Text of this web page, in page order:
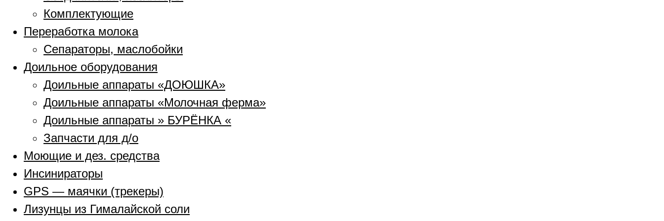
Комплектующие
Переработка молока
Сепараторы, маслобойки
Доильное оборудования
Доильные аппараты «ДОЮШКА»
Доильные аппараты «Молочная ферма»
Доильные аппараты » БУРЁНКА «
Запчасти для д/о
Моющие и дез. средства
Инсинираторы
GPS — маячки (трекеры)
Лизунцы из Гималайской соли